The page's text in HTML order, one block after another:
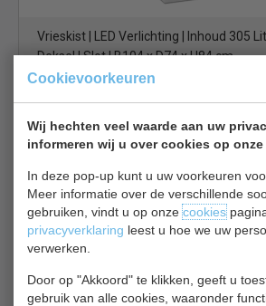
Cookievoorkeuren
Wij hechten veel waarde aan uw
informeren wij u over cookies op onze
In deze pop-up kunt u uw voorkeuren
Meer informatie over de verschillende
gebruiken, vindt u op onzecookies
privacyverklaring leest u hoe we uw
verwerken.
Door op "Akkoord" te klikken, geeft u
gebruik van alle cookies, waaronder
Vrieskist | LED Verlichting | Inhoud 305
Deksel | Slot | B104 x D74 x H84 cm
€ 710,00
Tefcold IC 201SC
Vrieskist | glazen schuifdeksels |